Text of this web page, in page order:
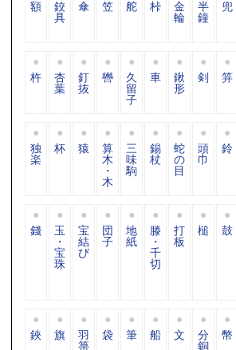
額 鉸
具
傘 笠 舵 桛 金
輪
半
鐘
兜
杵 杏
葉
釘
抜
轡 久
留
子
車 鍬
形
剣 笄
独
楽
杯 猿 算
木
・
木
三
味
駒
錫
杖
蛇
の
目
頭
巾
鈴
錢 玉
・
宝
珠
宝
結
び
団
子
地
紙
滕
・
千
切
打
板
槌 鼓
鋏 旗 羽
箒
袋 筆 船 文 分
銅
幣